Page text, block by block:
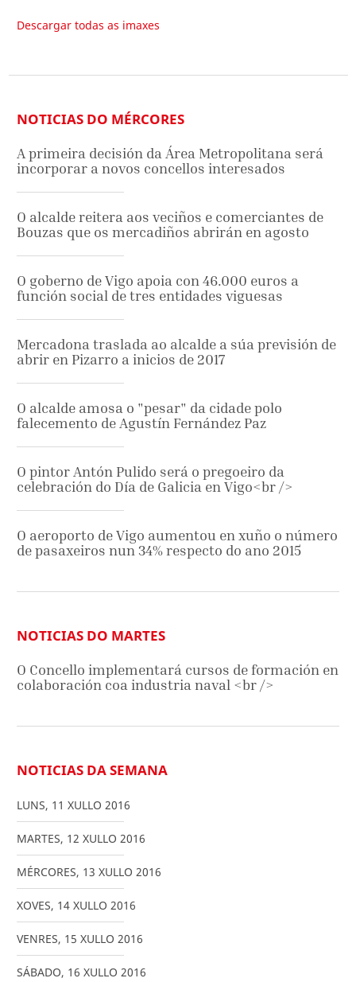
Descargar todas as imaxes
NOTICIAS DO MÉRCORES
A primeira decisión da Área Metropolitana será
incorporar a novos concellos interesados
O alcalde reitera aos veciños e comerciantes de
Bouzas que os mercadiños abrirán en agosto
O goberno de Vigo apoia con 46.000 euros a
función social de tres entidades viguesas
Mercadona traslada ao alcalde a súa previsión de
abrir en Pizarro a inicios de 2017
O alcalde amosa o "pesar" da cidade polo
falecemento de Agustín Fernández Paz
O pintor Antón Pulido será o pregoeiro da
celebración do Día de Galicia en Vigo<br />
O aeroporto de Vigo aumentou en xuño o número
de pasaxeiros nun 34% respecto do ano 2015
NOTICIAS DO MARTES
O Concello implementará cursos de formación en
colaboración coa industria naval <br />
NOTICIAS DA SEMANA
LUNS, 11 XULLO 2016
MARTES, 12 XULLO 2016
MÉRCORES, 13 XULLO 2016
XOVES, 14 XULLO 2016
VENRES, 15 XULLO 2016
SÁBADO, 16 XULLO 2016